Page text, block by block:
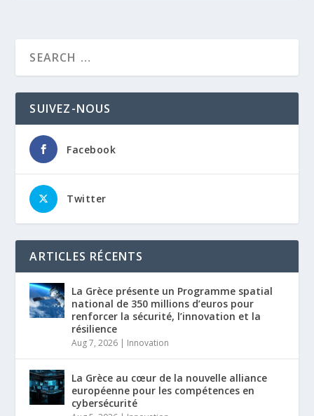
SUIVEZ-NOUS
Facebook
Twitter
ARTICLES RÉCENTS
La Grèce présente un Programme spatial
national de 350 millions d’euros pour
renforcer la sécurité, l’innovation et la
résilience
Aug 7, 2026 | Innovation
La Grèce au cœur de la nouvelle alliance
européenne pour les compétences en
cybersécurité